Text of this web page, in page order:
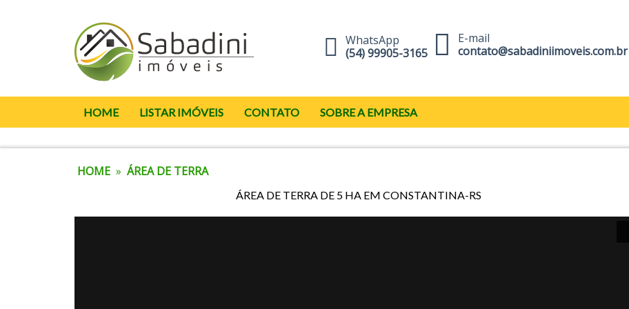
WhatsApp
(54) 99905-3165
E-mail
contato@sabadiniimoveis.com.br
HOME LISTAR IMÓVEIS CONTATO SOBRE A EMPRESA
HOME » ÁREA DE TERRA
ÁREA DE TERRA DE 5 HA EM CONSTANTINA-RS